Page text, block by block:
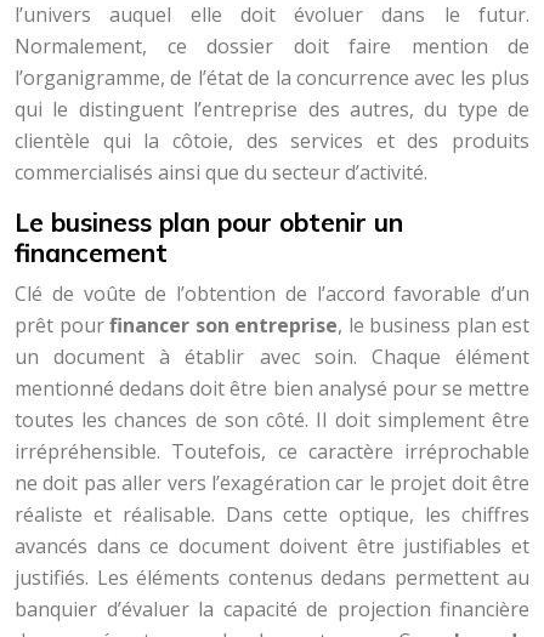
l’univers auquel elle doit évoluer dans le futur.
Normalement, ce dossier doit faire mention de
l’organigramme, de l’état de la concurrence avec les plus
qui le distinguent l’entreprise des autres, du type de
clientèle qui la côtoie, des services et des produits
commercialisés ainsi que du secteur d’activité.
Le business plan pour obtenir un
financement
Clé de voûte de l’obtention de l’accord favorable d’un
prêt pourfinancer son entreprise, le business plan est
un document à établir avec soin. Chaque élément
mentionné dedans doit être bien analysé pour se mettre
toutes les chances de son côté. Il doit simplement être
irrépréhensible. Toutefois, ce caractère irréprochable
ne doit pas aller vers l’exagération car le projet doit être
réaliste et réalisable. Dans cette optique, les chiffres
avancés dans ce document doivent être justifiables et
justifiés. Les éléments contenus dedans permettent au
banquier d’évaluer la capacité de projection financière